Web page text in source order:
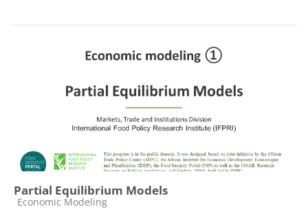
Partial Equilibrium Models
Catégorie de cours
Economic Modeling